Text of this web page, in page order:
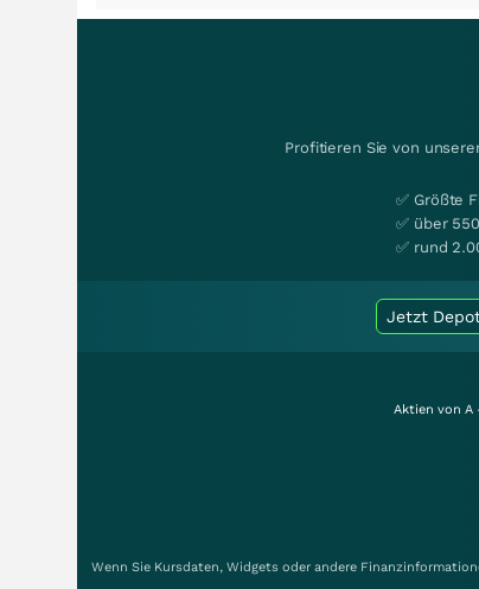
Profitieren Sie von
✅ Größte
✅ über
✅ rund
Jetzt
Aktien von A
Wenn Sie Kursdaten, Widgets oder andere